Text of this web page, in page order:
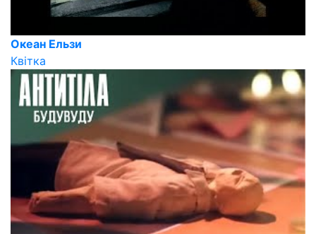
Океан Ельзи
Квiтка